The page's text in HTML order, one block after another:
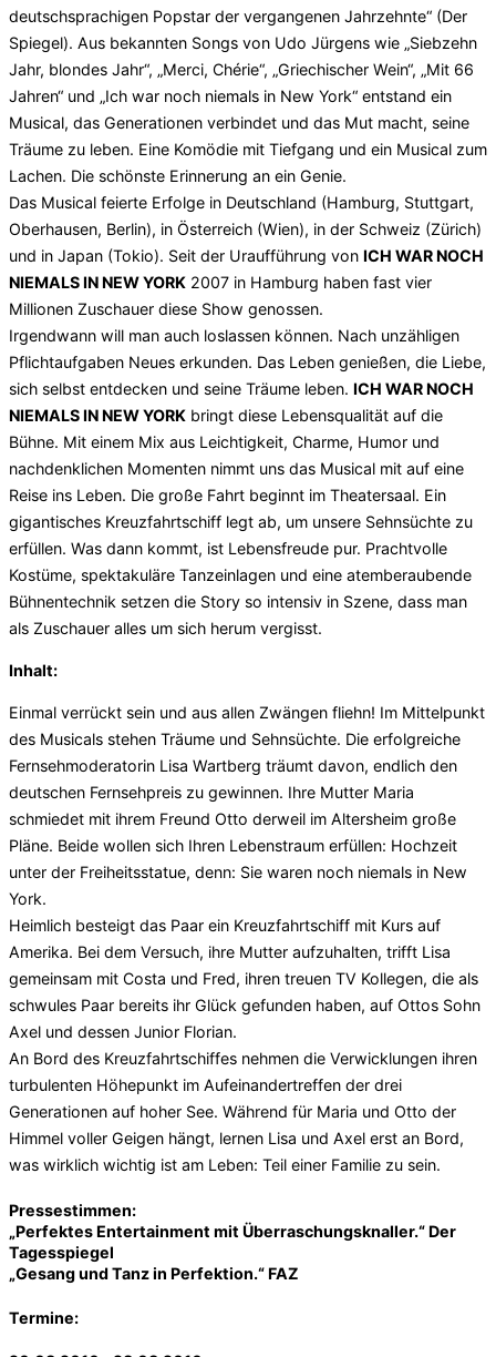
deutschsprachigen Popstar der vergangenen Jahrzehnte“ (Der
Spiegel). Aus bekannten Songs von Udo Jürgens wie „Siebzehn
Jahr, blondes Jahr“, „Merci, Chérie“, „Griechischer Wein“, „Mit 66
Jahren“ und „Ich war noch niemals in New York“ entstand ein
Musical, das Generationen verbindet und das Mut macht, seine
Träume zu leben. Eine Komödie mit Tiefgang und ein Musical zum
Lachen. Die schönste Erinnerung an ein Genie.
Das Musical feierte Erfolge in Deutschland (Hamburg, Stuttgart,
Oberhausen, Berlin), in Österreich (Wien), in der Schweiz (Zürich)
und in Japan (Tokio). Seit der Uraufführung von ICH WAR NOCH
NIEMALS IN NEW YORK 2007 in Hamburg haben fast vier
Millionen Zuschauer diese Show genossen.
Irgendwann will man auch loslassen können. Nach unzähligen
Pflichtaufgaben Neues erkunden. Das Leben genießen, die Liebe,
sich selbst entdecken und seine Träume leben. ICH WAR NOCH
NIEMALS IN NEW YORK bringt diese Lebensqualität auf die
Bühne. Mit einem Mix aus Leichtigkeit, Charme, Humor und
nachdenklichen Momenten nimmt uns das Musical mit auf eine
Reise ins Leben. Die große Fahrt beginnt im Theatersaal. Ein
gigantisches Kreuzfahrtschiff legt ab, um unsere Sehnsüchte zu
erfüllen. Was dann kommt, ist Lebensfreude pur. Prachtvolle
Kostüme, spektakuläre Tanzeinlagen und eine atemberaubende
Bühnentechnik setzen die Story so intensiv in Szene, dass man
als Zuschauer alles um sich herum vergisst.
Inhalt:
Einmal verrückt sein und aus allen Zwängen fliehn! Im Mittelpunkt
des Musicals stehen Träume und Sehnsüchte. Die erfolgreiche
Fernsehmoderatorin Lisa Wartberg träumt davon, endlich den
deutschen Fernsehpreis zu gewinnen. Ihre Mutter Maria
schmiedet mit ihrem Freund Otto derweil im Altersheim große
Pläne. Beide wollen sich Ihren Lebenstraum erfüllen: Hochzeit
unter der Freiheitsstatue, denn: Sie waren noch niemals in New
York.
Heimlich besteigt das Paar ein Kreuzfahrtschiff mit Kurs auf
Amerika. Bei dem Versuch, ihre Mutter aufzuhalten, trifft Lisa
gemeinsam mit Costa und Fred, ihren treuen TV Kollegen, die als
schwules Paar bereits ihr Glück gefunden haben, auf Ottos Sohn
Axel und dessen Junior Florian.
An Bord des Kreuzfahrtschiffes nehmen die Verwicklungen ihren
turbulenten Höhepunkt im Aufeinandertreffen der drei
Generationen auf hoher See. Während für Maria und Otto der
Himmel voller Geigen hängt, lernen Lisa und Axel erst an Bord,
was wirklich wichtig ist am Leben: Teil einer Familie zu sein.
Pressestimmen:
„Perfektes Entertainment mit Überraschungsknaller.“ Der
Tagesspiegel
„Gesang und Tanz in Perfektion.“ FAZ
Termine: